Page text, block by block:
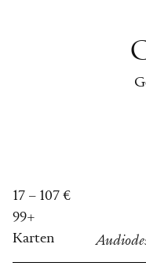
17 – 107 €
99+
Karten